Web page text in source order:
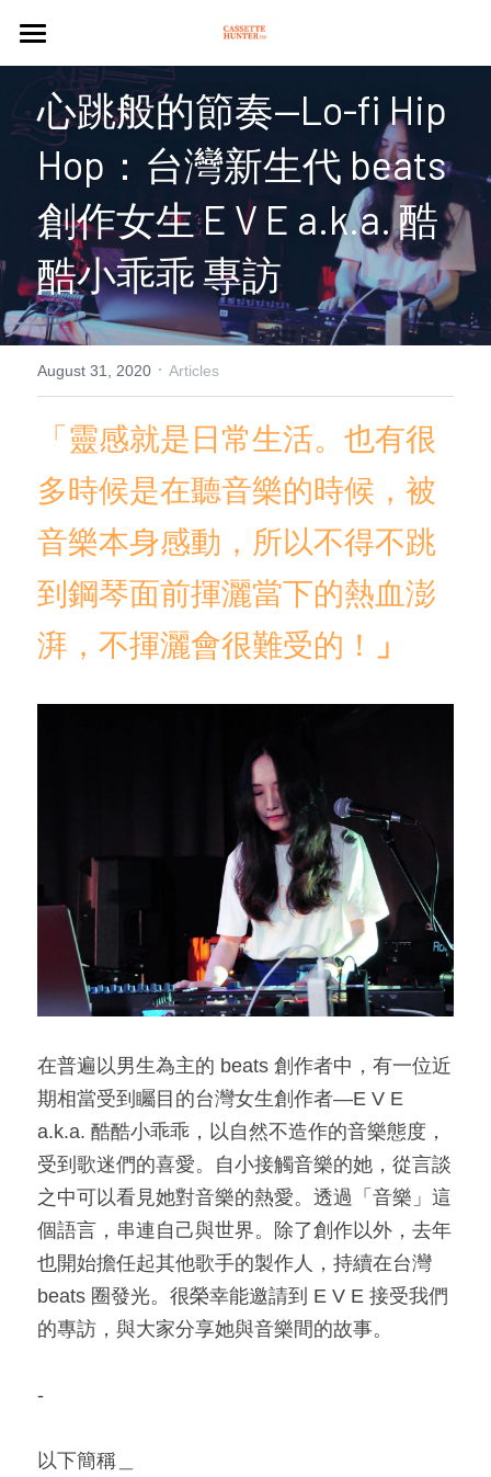
NEWS
CASSETTE
PLAYER
ARTICLES
CULTURE
CULTURE
PLEASURE
CASSETTE STORES
Search
心跳般的節奏—Lo-fi Hip
Hop：台灣新生代 beats
創作女生 E V E a.k.a. 酷
酷小乖乖 專訪
August 31, 2020 · Articles
「靈感就是日常生活。也有很
多時候是在聽音樂的時候，被
音樂本身感動，所以不得不跳
到鋼琴面前揮灑當下的熱血澎
湃，不揮灑會很難受的！
」
在普遍以男生為主的 beats 創作者中，有一位近
期相當受到矚目的台灣女生創作者—E V E
a.k.a. 酷酷小乖乖，以自然不造作的音樂態度，
受到歌迷們的喜愛。自小接觸音樂的她，從言談
之中可以看見她對音樂的熱愛。透過「音樂」這
個語言，串連自己與世界。除了創作以外，去年
也開始擔任起其他歌手的製作人，持續在台灣
beats 圈發光。很榮幸能邀請到 E V E 接受我們
的專訪，與大家分享她與音樂間的故事。
-
以下簡稱＿